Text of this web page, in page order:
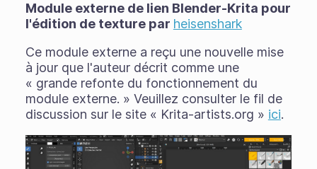
Module externe de lien Blender-Krita pour
l'édition de texture par heisenshark
Ce module externe a reçu une nouvelle mise
à jour que l'auteur décrit comme une
« grande refonte du fonctionnement du
module externe. » Veuillez consulter le fil de
discussion sur le site « Krita-artists.org » ici.